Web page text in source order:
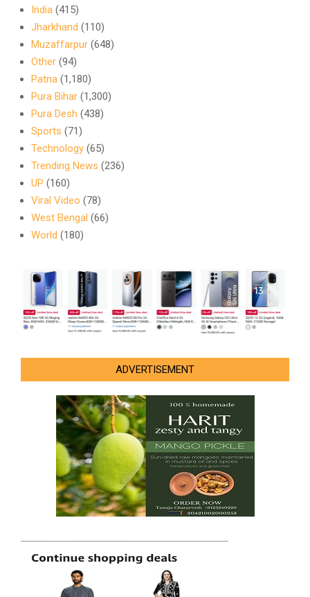
India (415)
Jharkhand (110)
Muzaffarpur (648)
Other (94)
Patna (1,180)
Pura Bihar (1,300)
Pura Desh (438)
Sports (71)
Technology (65)
Trending News (236)
UP (160)
Viral Video (78)
West Bengal (66)
World (180)
ADVERTISEMENT